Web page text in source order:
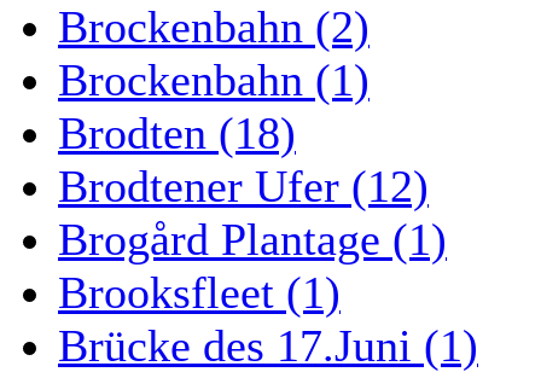
Brockenbahn (2)
Brockenbahn (1)
Brodten (18)
Brodtener Ufer (12)
Brogård Plantage (1)
Brooksfleet (1)
Brücke des 17.Juni (1)